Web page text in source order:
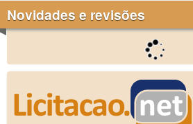
Novidades e revisões